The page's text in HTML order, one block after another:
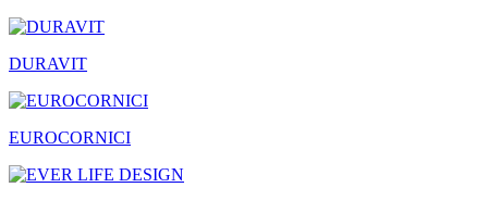
DURAVIT
EUROCORNICI